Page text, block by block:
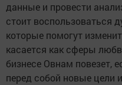
данные и провести
стоит воспользоваться
которые помогут
касается как сферы
бизнесе Овнам повезет,
перед собой новые цели